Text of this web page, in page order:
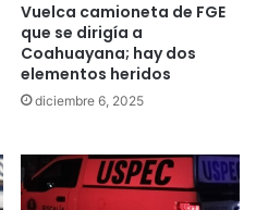
Vuelca camioneta de FGE
que se dirigía a
Coahuayana; hay dos
elementos heridos
diciembre 6, 2025